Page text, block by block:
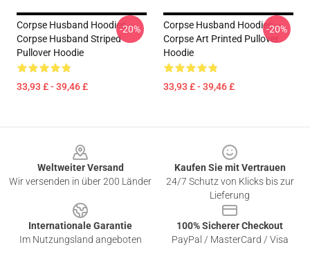
Corpse Husband Hoodies –
Corpse Husband Striped
Pullover Hoodie
33,93 £ - 39,46 £
-20%
Corpse Husband Hoodies –
Corpse Art Printed Pullover
Hoodie
33,93 £ - 39,46 £
-20%
Weltweiter Versand
Wir versenden in über 200 Länder
Kaufen Sie mit Vertrauen
24/7 Schutz von Klicks bis zur
Lieferung
Internationale Garantie
Im Nutzungsland angeboten
100% Sicherer Checkout
PayPal / MasterCard / Visa